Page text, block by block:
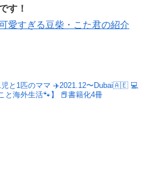
す！
愛すぎる豆柴・こた君の紹介
と1匹のママ ✈️2021.12〜Dubai🇦🇪 💻
と海外生活🐾】
📕書籍化4冊